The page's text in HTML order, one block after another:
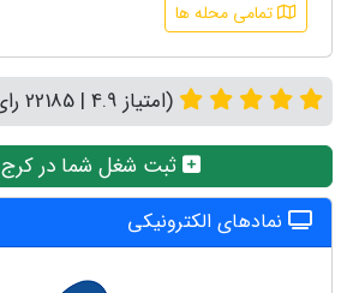
تمامی محله ها
(امتیاز 4.9 | 22185 رای)
ثبت شغل شما در کرج
نمادهای الکترونیکی